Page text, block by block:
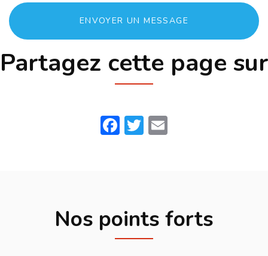
ENVOYER UN MESSAGE
Partagez cette page sur
Facebook
Twitter
Nos points forts